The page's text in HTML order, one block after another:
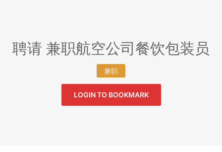
聘请 兼职航空公司餐饮包装员
兼职
LOGIN TO BOOKMARK